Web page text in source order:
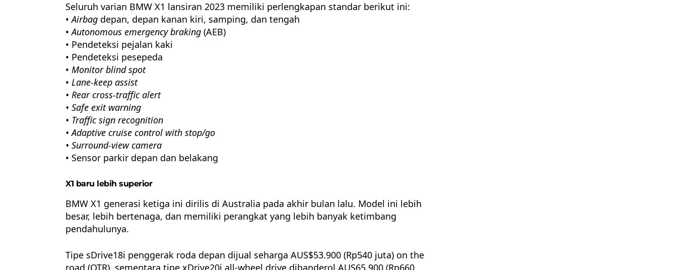
Seluruh varian BMW X1 lansiran 2023 memiliki perlengkapan standar berikut ini:
•Airbag depan, depan kanan kiri, samping, dan tengah
•Autonomous emergency braking (AEB)
• Pendeteksi pejalan kaki
• Pendeteksi pesepeda
• Monitor blind spot
• Lane-keep assist
• Rear cross-traffic alert
• Safe exit warning
• Traffic sign recognition
• Adaptive cruise control with stop/go
• Surround-view camera
• Sensor parkir depan dan belakang
X1 baru lebih superior
BMW X1 generasi ketiga ini dirilis di Australia pada akhir bulan lalu. Model ini lebih
besar, lebih bertenaga, dan memiliki perangkat yang lebih banyak ketimbang
pendahulunya.
Tipe sDrive18i penggerak roda depan dijual seharga AUS$53.900 (Rp540 juta) on the